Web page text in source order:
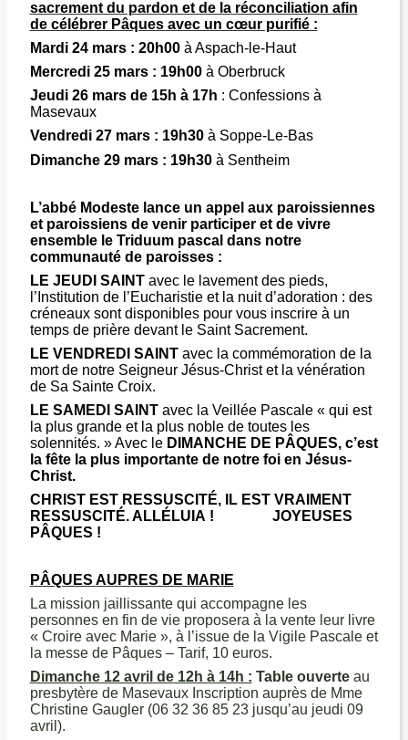
sacrement du pardon et de la réconciliation afin
de célébrer Pâques avec un cœur purifié :
Mardi 24 mars : 20h00 à Aspach-le-Haut
Mercredi 25 mars : 19h00 à Oberbruck
Jeudi 26 mars de 15h à 17h : Confessions à
Masevaux
Vendredi 27 mars : 19h30 à Soppe-Le-Bas
Dimanche 29 mars : 19h30à Sentheim
L’abbé Modeste lance un appel aux paroissiennes
et paroissiens de venir participer et de vivre
ensemble le Triduum pascal dans notre
communauté de paroisses :
LE JEUDI SAINT avec le lavement des pieds,
l’Institution de l’Eucharistie et la nuit d’adoration : des
créneaux sont disponibles pour vous inscrire à un
temps de prière devant le Saint Sacrement.
LE VENDREDI SAINTavec la commémoration de la
mort de notre Seigneur Jésus-Christ et la vénération
de Sa Sainte Croix.
LE SAMEDI SAINTavec la Veillée Pascale « qui est
la plus grande et la plus noble de toutes les
solennités. » Avec le DIMANCHE DE PÂQUES, c’est
la fête la plus importante de notre foi en Jésus-
Christ.
CHRIST EST RESSUSCITÉ, IL EST VRAIMENT
RESSUSCITÉ. ALLÉLUIA ! JOYEUSES
PÂQUES !
PÂQUES AUPRES DE MARIE
La mission jaillissante qui accompagne les
personnes en fin de vie proposera à la vente leur livre
« Croire avec Marie », à l’issue de la Vigile Pascale et
la messe de Pâques – Tarif, 10 euros.
Dimanche 12 avril de 12h à 14h : Table ouverteau
presbytère de Masevaux Inscription auprès de Mme
Christine Gaugler (06 32 36 85 23 jusqu’au jeudi 09
avril).